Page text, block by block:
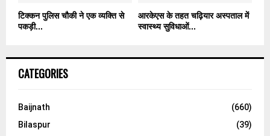
टिक्कन पुलिस चौकी ने एक व्यक्ति से
पकड़ी...
आरकेएस के तहत चढ़ियार अस्पताल में
स्वास्थ्य सुविधाओं...
CATEGORIES
Baijnath
(660)
Bilaspur
(39)